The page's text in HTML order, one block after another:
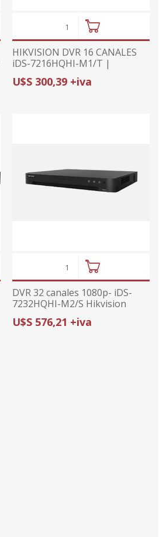
HIKVISION DVR 16 CANALES
iDS-7216HQHI-M1/T |
MOTION DETECTION 2.0 |
PROTECCIÓN PERIMETRAL |
U$S 300,39 +iva
DVR 32 canales 1080p- iDS-
7232HQHI-M2/S Hikvision
U$S 576,21 +iva